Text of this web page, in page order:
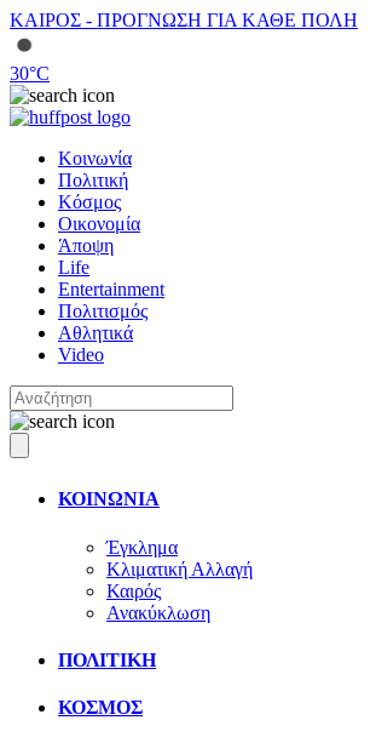
ΚΑΙΡΟΣ - ΠΡΟΓΝΩΣΗ ΓΙΑ ΚΑΘΕ ΠΟΛΗ
30°C
Κοινωνία
Πολιτική
Κόσμος
Οικονομία
Άποψη
Life
Entertainment
Πολιτισμός
Αθλητικά
Video
ΚΟΙΝΩΝΙΑ
Έγκλημα
Κλιματική Αλλαγή
Καιρός
Ανακύκλωση
ΠΟΛΙΤΙΚΗ
ΚΟΣΜΟΣ